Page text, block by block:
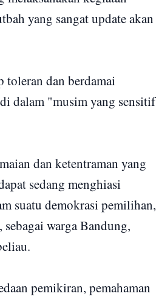
yang sangat update akan
toleran dan berdamai
dalam "musim yang sensitif
dan ketentraman yang
sedang menghiasi
suatu demokrasi pemilihan,
warga Bandung,
pemikiran, pemahaman